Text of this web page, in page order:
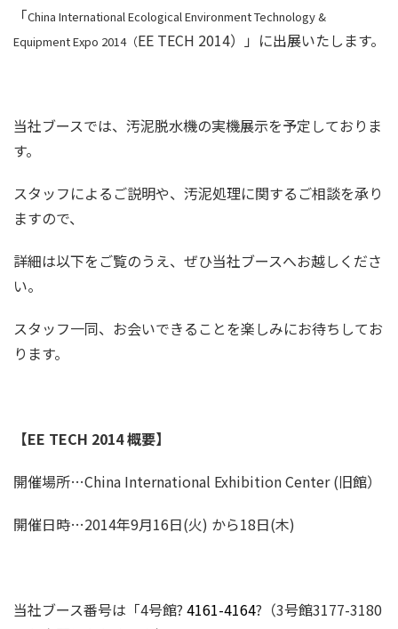
「China International Ecological Environment Technology &
Equipment Expo 2014（EE TECH 2014）」に出展いたします。
当社ブースでは、汚泥脱水機の実機展示を予定しておりま
す。
スタッフによるご説明や、汚泥処理に関するご相談を承り
ますので、
詳細は以下をご覧のうえ、ぜひ当社ブースへお越しくださ
い。
スタッフ一同、お会いできることを楽しみにお待ちしてお
ります。
【EE TECH 2014 概要】
開催場所…China International Exhibition Center (旧館）
開催日時…2014年9月16日(火) から18日(木)
当社ブース番号は「4号館? 4161-4164?（3号館3177-3180